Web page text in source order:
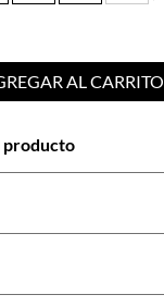
AL CARRITO
producto